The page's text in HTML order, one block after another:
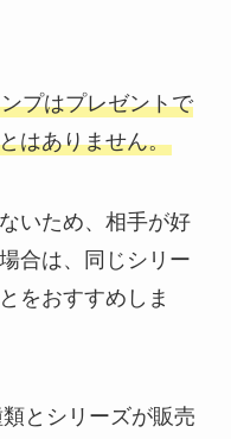
プはプレゼントで
はありません。
いため、相手が好
合は、同じシリー
をおすすめしま
とシリーズが販売